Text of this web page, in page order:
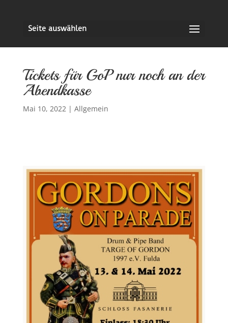
Seite auswählen
Tickets für GoP nur noch an der
Abendkasse
Mai 10, 2022| Allgemein